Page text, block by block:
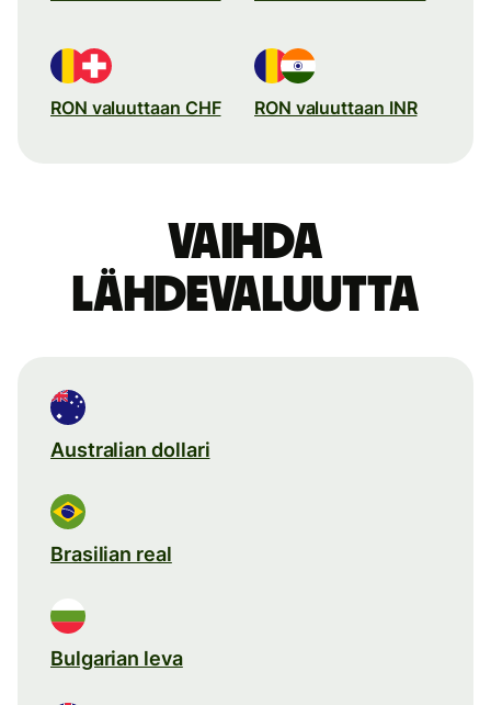
RON valuuttaan CHF RON valuuttaan INR
Vaihda
lähdevaluutta
Australian dollari
Brasilian real
Bulgarian leva